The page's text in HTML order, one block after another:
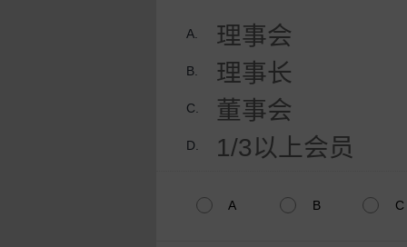
A. 理事会
B. 理事长
C. 董事会
D. 1/3以上会员
A B C